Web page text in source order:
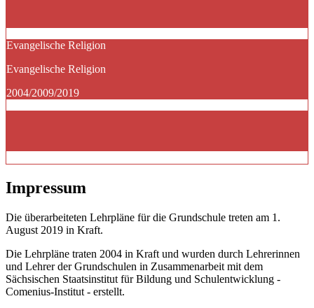
Evangelische Religion
Evangelische Religion
2004/2009/2019
Impressum
Die überarbeiteten Lehrpläne für die Grundschule treten am 1.
August 2019 in Kraft.
Die Lehrpläne traten 2004 in Kraft und wurden durch Lehrerinnen
und Lehrer der Grundschulen in Zusammenarbeit mit dem
Sächsischen Staatsinstitut für Bildung und Schulentwicklung -
Comenius-Institut - erstellt.